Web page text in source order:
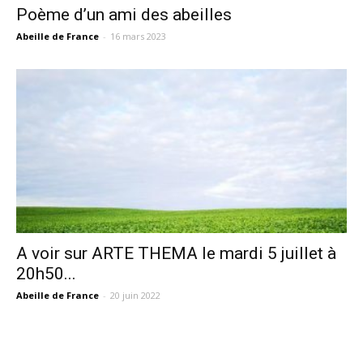
Poème d’un ami des abeilles
Abeille de France - 16 mars 2023
A voir sur ARTE THEMA le mardi 5 juillet à
20h50...
Abeille de France - 20 juin 2022